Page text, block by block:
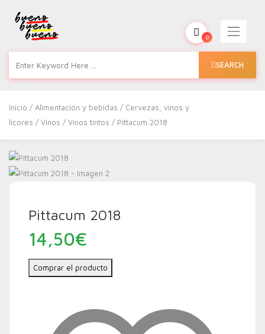
SEARCH
0
Inicio /Alimentación y bebidas / Cervezas, vinos y
licores /Vinos /Vinos tintos / Pittacum 2018
Pittacum 2018
14,50€
Comprar el producto